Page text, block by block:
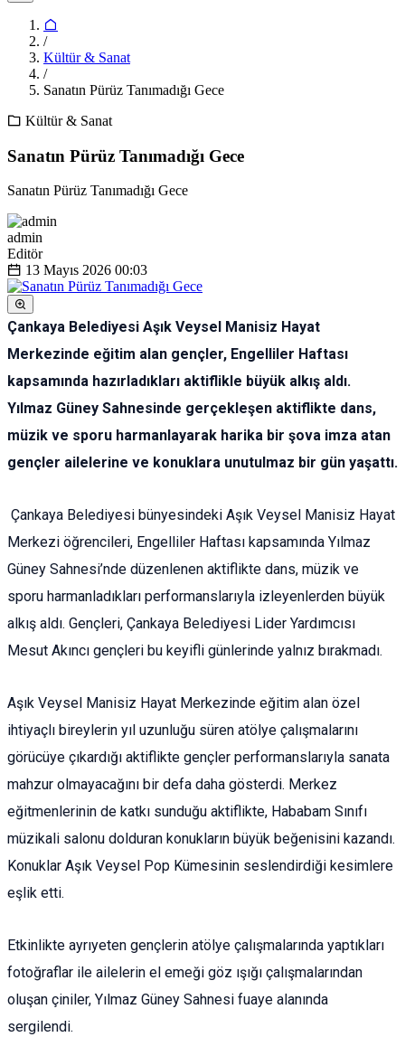
/
Kültür & Sanat
/
Sanatın Pürüz Tanımadığı Gece
Kültür & Sanat
Sanatın Pürüz Tanımadığı Gece
Sanatın Pürüz Tanımadığı Gece
admin
Editör
13 Mayıs 2026 00:03
Çankaya Belediyesi Aşık Veysel Manisiz Hayat
Merkezinde eğitim alan gençler, Engelliler Haftası
kapsamında hazırladıkları aktiflikle büyük alkış aldı.
Yılmaz Güney Sahnesinde gerçekleşen aktiflikte dans,
müzik ve sporu harmanlayarak harika bir şova imza atan
gençler ailelerine ve konuklara unutulmaz bir gün yaşattı.
Çankaya Belediyesi bünyesindeki Aşık Veysel Manisiz Hayat
Merkezi öğrencileri, Engelliler Haftası kapsamında Yılmaz
Güney Sahnesi’nde düzenlenen aktiflikte dans, müzik ve
sporu harmanladıkları performanslarıyla izleyenlerden büyük
alkış aldı. Gençleri, Çankaya Belediyesi Lider Yardımcısı
Mesut Akıncı gençleri bu keyifli günlerinde yalnız bırakmadı.
Aşık Veysel Manisiz Hayat Merkezinde eğitim alan özel
ihtiyaçlı bireylerin yıl uzunluğu süren atölye çalışmalarını
görücüye çıkardığı aktiflikte gençler performanslarıyla sanata
mahzur olmayacağını bir defa daha gösterdi. Merkez
eğitmenlerinin de katkı sunduğu aktiflikte, Hababam Sınıfı
müzikali salonu dolduran konukların büyük beğenisini kazandı.
Konuklar Aşık Veysel Pop Kümesinin seslendirdiği kesimlere
eşlik etti.
Etkinlikte ayrıyeten gençlerin atölye çalışmalarında yaptıkları
fotoğraflar ile ailelerin el emeği göz ışığı çalışmalarından
oluşan çiniler, Yılmaz Güney Sahnesi fuaye alanında
sergilendi.